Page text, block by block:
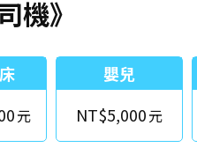
機》
嬰兒
NT$5,000